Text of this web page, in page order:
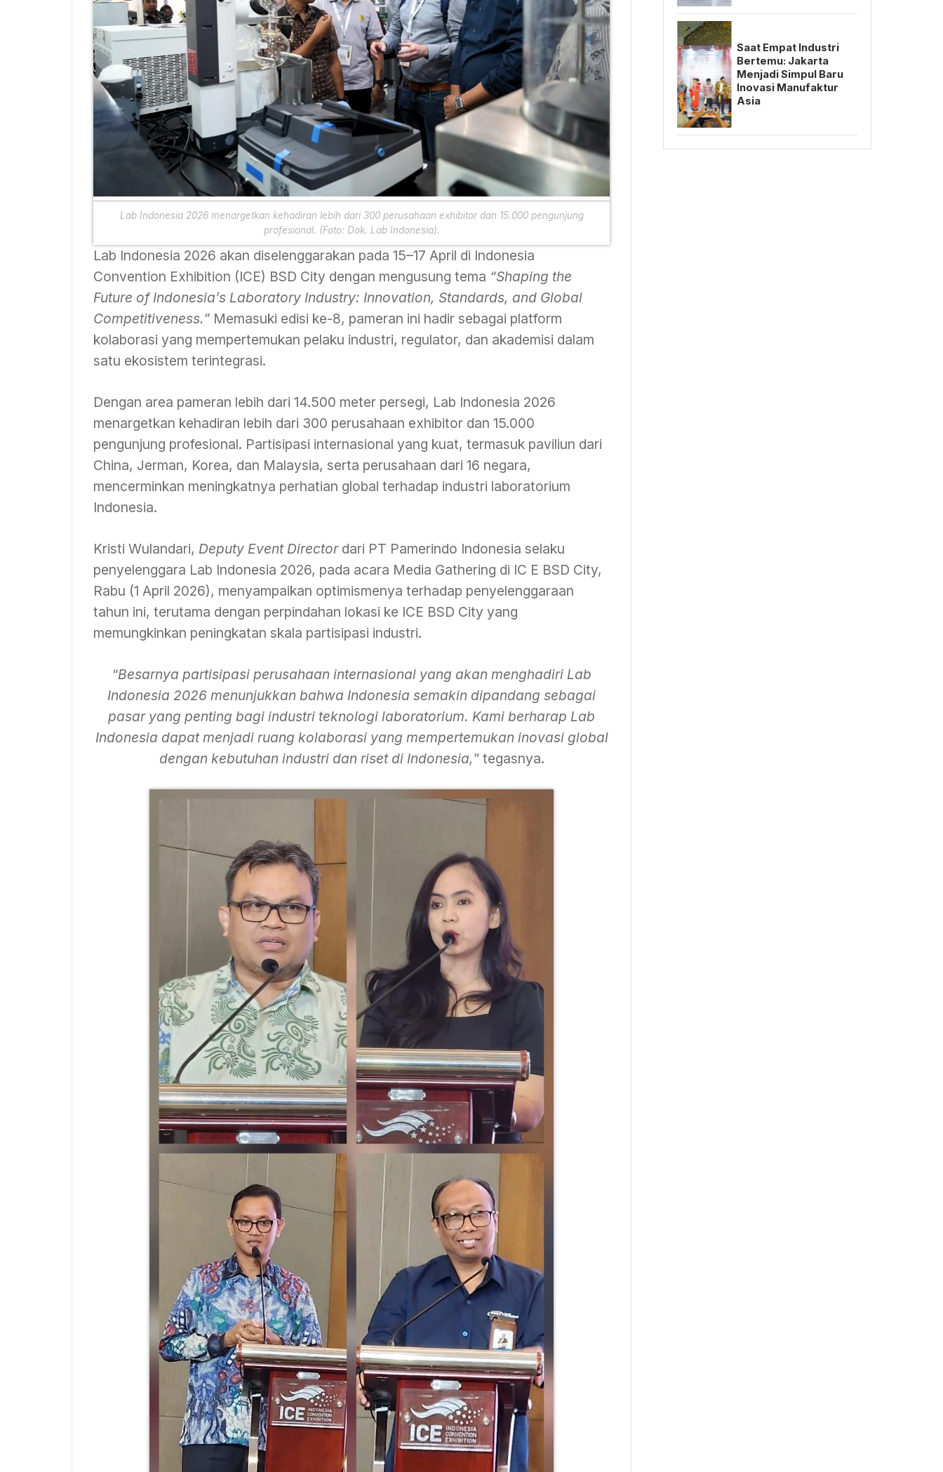
Lab Indonesia 2026 menargetkan kehadiran lebih dari 300 perusahaan exhibitor dan 15.000 pengunjung
profesional. (Foto: Dok. Lab Indonesia).
Lab Indonesia 2026 akan diselenggarakan pada 15–17 April di Indonesia
Convention Exhibition (ICE) BSD City dengan mengusung tema “Shaping the
Future of Indonesia’s Laboratory Industry: Innovation, Standards, and Global
Competitiveness.” Memasuki edisi ke-8, pameran ini hadir sebagai platform
kolaborasi yang mempertemukan pelaku industri, regulator, dan akademisi dalam
satu ekosistem terintegrasi.
Dengan area pameran lebih dari 14.500 meter persegi, Lab Indonesia 2026
menargetkan kehadiran lebih dari 300 perusahaan exhibitor dan 15.000
pengunjung profesional. Partisipasi internasional yang kuat, termasuk paviliun dari
China, Jerman, Korea, dan Malaysia, serta perusahaan dari 16 negara,
mencerminkan meningkatnya perhatian global terhadap industri laboratorium
Indonesia.
Kristi Wulandari, Deputy Event Directordari PT Pamerindo Indonesia selaku
penyelenggara Lab Indonesia 2026, pada acara Media Gathering di IC E BSD City,
Rabu (1 April 2026), menyampaikan optimismenya terhadap penyelenggaraan
tahun ini, terutama dengan perpindahan lokasi ke ICE BSD City yang
memungkinkan peningkatan skala partisipasi industri.
“Besarnya partisipasi perusahaan internasional yang akan menghadiri Lab
Indonesia 2026 menunjukkan bahwa Indonesia semakin dipandang sebagai
pasar yang penting bagi industri teknologi laboratorium. Kami berharap Lab
Indonesia dapat menjadi ruang kolaborasi yang mempertemukan inovasi global
dengan kebutuhan industri dan riset di Indonesia,” tegasnya.
Saat Empat Industri
Bertemu: Jakarta
Menjadi Simpul Baru
Inovasi Manufaktur
Asia